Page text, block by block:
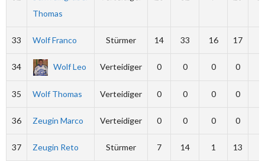
Thomas
33 Wolf Franco Stürmer 14 33 16 17
34 Wolf Leo Verteidiger 0 0 0 0
35 Wolf Thomas Verteidiger 0 0 0 0
36 Zeugin Marco Verteidiger 0 0 0 0
37 Zeugin Reto Stürmer 7 14 1 13